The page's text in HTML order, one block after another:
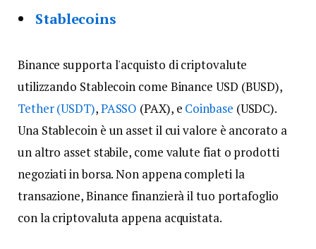
Stablecoins
Binance supporta l'acquisto di criptovalute
utilizzando Stablecoin come Binance USD (BUSD),
Tether (USDT),PASSO (PAX), e Coinbase (USDC).
Una Stablecoin è un asset il cui valore è ancorato a
un altro asset stabile, come valute fiat o prodotti
negoziati in borsa. Non appena completi la
transazione, Binance finanzierà il tuo portafoglio
con la criptovaluta appena acquistata.